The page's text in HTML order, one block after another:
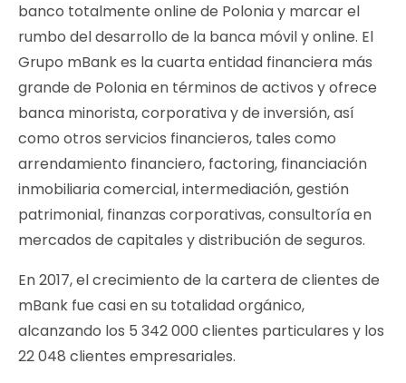
banco totalmente online de Polonia y marcar el
rumbo del desarrollo de la banca móvil y online. El
Grupo mBank es la cuarta entidad financiera más
grande de Polonia en términos de activos y ofrece
banca minorista, corporativa y de inversión, así
como otros servicios financieros, tales como
arrendamiento financiero, factoring, financiación
inmobiliaria comercial, intermediación, gestión
patrimonial, finanzas corporativas, consultoría en
mercados de capitales y distribución de seguros.
En 2017, el crecimiento de la cartera de clientes de
mBank fue casi en su totalidad orgánico,
alcanzando los 5 342 000 clientes particulares y los
22 048 clientes empresariales.